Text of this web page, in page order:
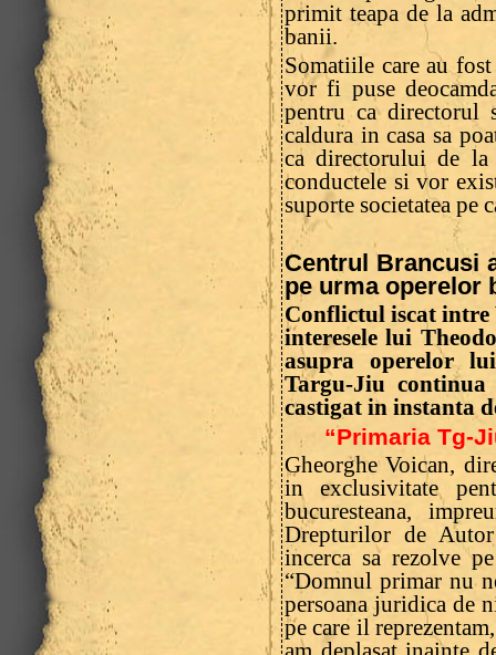
primit teapa de la
banii.
Somatiile care au
vor fi puse
pentru ca directorul
caldura in casa sa
ca directorului de
conductele si vor
suporte societatea pe
Centrul Brancusi
pe urma operelor
Conflictul iscat intre
interesele lui
asupra operelor
Targu-Jiu
castigat in instanta
“Primaria Tg-
Gheorghe Voican,
in exclusivitate
bucuresteana,
Drepturilor de
incerca sa rezolve
“Domnul primar nu
persoana juridica de
pe care il